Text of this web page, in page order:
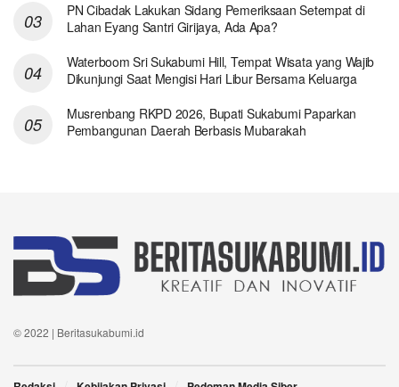
PN Cibadak Lakukan Sidang Pemeriksaan Setempat di
Lahan Eyang Santri Girijaya, Ada Apa?
Waterboom Sri Sukabumi Hill, Tempat Wisata yang Wajib
Dikunjungi Saat Mengisi Hari Libur Bersama Keluarga
Musrenbang RKPD 2026, Bupati Sukabumi Paparkan
Pembangunan Daerah Berbasis Mubarakah
© 2022 | Beritasukabumi.id